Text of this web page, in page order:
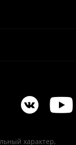
характер,